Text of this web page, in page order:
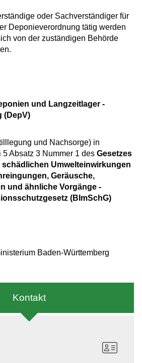
oder Sachverständiger für
Deponieverordnung tätig werden
von der zuständigen Behörde
und Langzeitlager -
(DepV)
und Nachsorge) in
5 Absatz 3 Nummer 1 des Gesetzes
Umwelteinwirkungen
Geräusche,
und ähnliche Vorgänge -
(BImSchG)
Baden-Württemberg
Kontakt